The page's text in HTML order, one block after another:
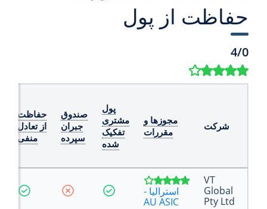
حفاظت از پول
4/0
شرکت
مجوزها و
مقررات
پول
مشتری
تفکیک
شده
صندوق
جبران
سپرده
حفاظت
از تعادل
منفی
VT
Global
Pty Ltd
استرالیا -
AU ASIC